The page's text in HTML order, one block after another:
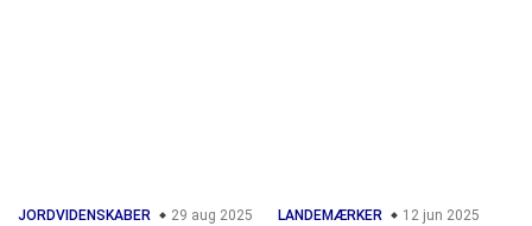
JORDVIDENSKABER 29 aug 2025 LANDEMÆRKER 12 jun 2025